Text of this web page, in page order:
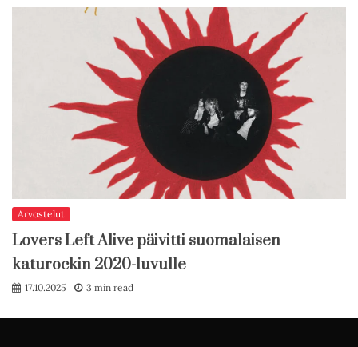
Arvostelut
Lovers Left Alive päivitti suomalaisen
katurockin 2020-luvulle
17.10.2025 3 min read